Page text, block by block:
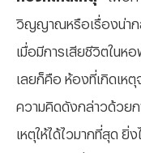
วิญญาณหรือเรื่องน่ากลั
เมื่อมีการเสียชีวิตในห
เลยก็คือ ห้องที่เกิดเห
ความคิดดังกล่าวด้วยก
เหตุให้ได้ไวมากที่สุด ยิ่